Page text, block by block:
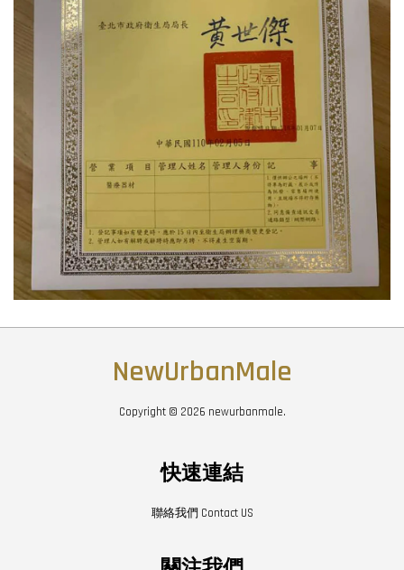
NewUrbanMale
Copyright © 2026 newurbanmale.
快速連結
聯絡我們 Contact US